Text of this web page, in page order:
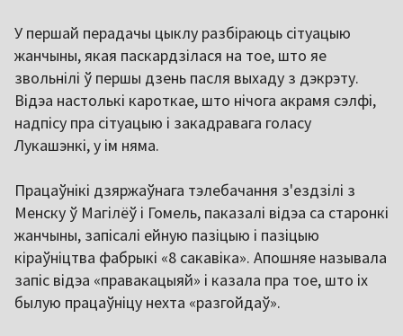
У першай перадачы цыклу разбіраюць сітуацыю
жанчыны, якая паскардзілася на тое, што яе
звольнілі ў першы дзень пасля выхаду з дэкрэту.
Відэа настолькі кароткае, што нічога акрамя сэлфі,
надпісу пра сітуацыю і закадравага голасу
Лукашэнкі, у ім няма.
Працаўнікі дзяржаўнага тэлебачання з'ездзілі з
Менску ў Магілёў і Гомель, паказалі відэа са старонкі
жанчыны, запісалі ейную пазіцыю і пазіцыю
кіраўніцтва фабрыкі «8 сакавіка». Апошняе называла
запіс відэа «правакацыяй» і казала пра тое, што іх
былую працаўніцу нехта «разгойдаў».